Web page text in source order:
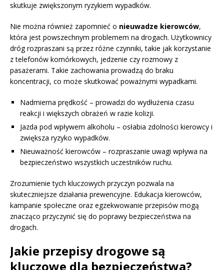
skutkuje zwiększonym ryzykiem wypadków.
Nie można również zapomnieć o nieuwadze kierowców,
która jest powszechnym problemem na drogach. Użytkownicy
dróg rozpraszani są przez różne czynniki, takie jak korzystanie
z telefonów komórkowych, jedzenie czy rozmowy z
pasażerami. Takie zachowania prowadzą do braku
koncentracji, co może skutkować poważnymi wypadkami.
Nadmierna prędkość – prowadzi do wydłużenia czasu
reakcji i większych obrażeń w razie kolizji.
Jazda pod wpływem alkoholu – osłabia zdolności kierowcy i
zwiększa ryzyko wypadków.
Nieuważność kierowców – rozpraszanie uwagi wpływa na
bezpieczeństwo wszystkich uczestników ruchu.
Zrozumienie tych kluczowych przyczyn pozwala na
skuteczniejsze działania prewencyjne. Edukacja kierowców,
kampanie społeczne oraz egzekwowanie przepisów mogą
znacząco przyczynić się do poprawy bezpieczeństwa na
drogach.
Jakie przepisy drogowe są
kluczowe dla bezpieczeństwa?